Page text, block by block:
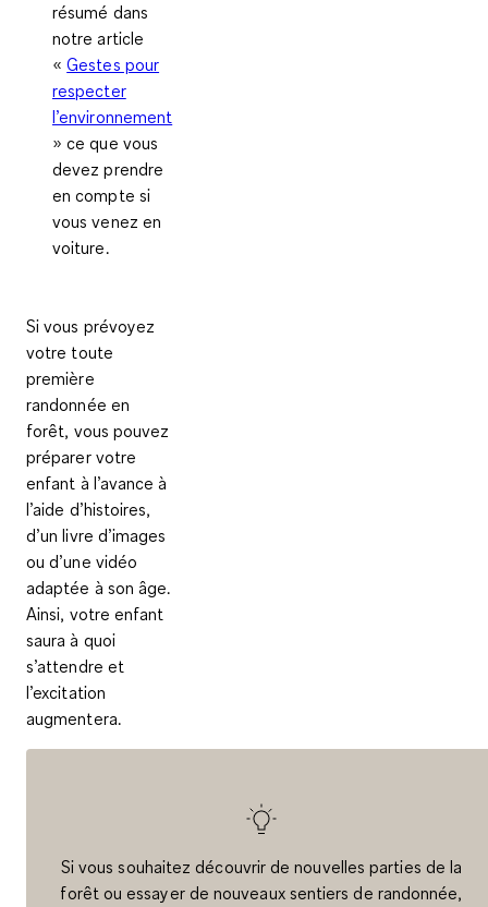
résumé dans
notre article
«Gestes pour
respecter
l’environnement
» ce que vous
devez prendre
en compte si
vous venez en
voiture.
Si vous prévoyez
votre toute
première
randonnée en
forêt, vous pouvez
préparer votre
enfant à l’avance à
l’aide d’histoires,
d’un livre d’images
ou d’une vidéo
adaptée à son âge.
Ainsi, votre enfant
saura à quoi
s’attendre et
l’excitation
augmentera.
Si vous souhaitez découvrir de nouvelles parties de la
forêt ou essayer de nouveaux sentiers de randonnée,